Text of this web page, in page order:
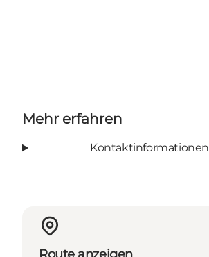
Mehr erfahren
Kontaktinformationen